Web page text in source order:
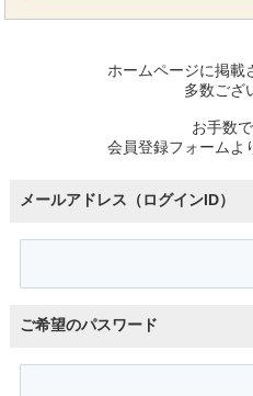
ホームページに掲載
多数ござ
お手数で
会員登録フォームよ
メールアドレス（ログインID）
ご希望のパスワード